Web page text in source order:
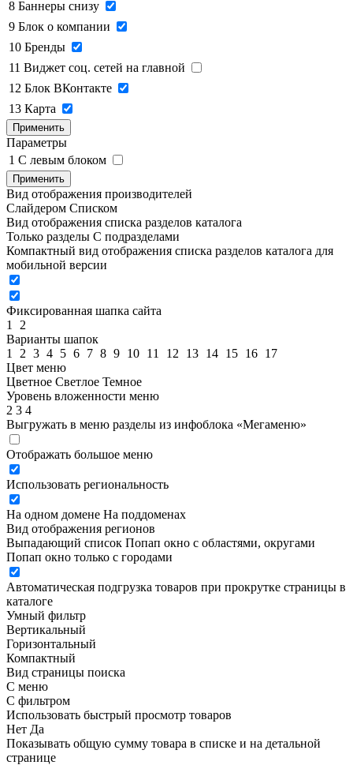
8 Баннеры снизу
9 Блок о компании
10 Бренды
11 Виджет соц. сетей на главной
12 Блок ВКонтакте
13 Карта
Применить
Параметры
1 C левым блоком
Применить
Вид отображения производителей
Слайдером Списком
Вид отображения списка разделов каталога
Только разделы С подразделами
Компактный вид отображения списка разделов каталога для
мобильной версии
Фиксированная шапка сайта
1
2
Варианты шапок
1
2 3 4 5 6 7 8 9 10 11 12 13 14 15 16 17
Цвет меню
Цветное Светлое Темное
Уровень вложенности меню
2 3 4
Выгружать в меню разделы из инфоблока «Мегаменю»
Отображать большое меню
Использовать региональность
На одном домене На поддоменах
Вид отображения регионов
Выпадающий список Попап окно c областями, округами
Попап окно только с городами
Автоматическая подгрузка товаров при прокрутке страницы в
каталоге
Умный фильтр
Вертикальный
Горизонтальный
Компактный
Вид страницы поиска
С меню
С фильтром
Использовать быстрый просмотр товаров
Нет Да
Показывать общую сумму товара в списке и на детальной
странице